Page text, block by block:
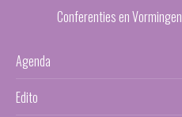
Conferenties en Vormingen
Agenda
Edito